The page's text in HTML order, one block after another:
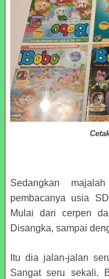
Sedangkan
pembacanya usia
Mulai dari cerpen
Disangka, sampai
Itu dia jalan-jalan
Sangat seru sekali.